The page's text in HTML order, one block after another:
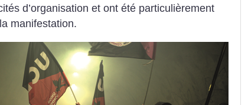
d’organisation et ont été particulièrement
manifestation.